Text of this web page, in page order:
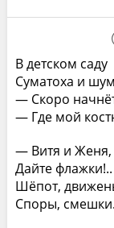
В детском саду
Суматоха и
— Скоро
— Где мой
— Витя и Женя,
Дайте флажки!..
Шёпот,
Споры, смешки.